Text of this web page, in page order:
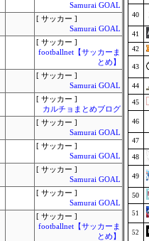
Samurai GOAL
[ サッカー ]
Samurai GOAL
[ サッカー ]
footballnet【サッカーま
とめ】
[ サッカー ]
Samurai GOAL
[ サッカー ]
カルチョまとめブログ
[ サッカー ]
Samurai GOAL
[ サッカー ]
Samurai GOAL
[ サッカー ]
Samurai GOAL
[ サッカー ]
Samurai GOAL
[ サッカー ]
footballnet【サッカーま
とめ】
40
41
42
43
44
45
46
47
48
49
50
51
52